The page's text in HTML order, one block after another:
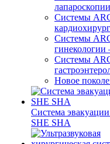
лапароскопии
Системы
Системы
гинекологии
Системы
Новое
Система
SHE SHA